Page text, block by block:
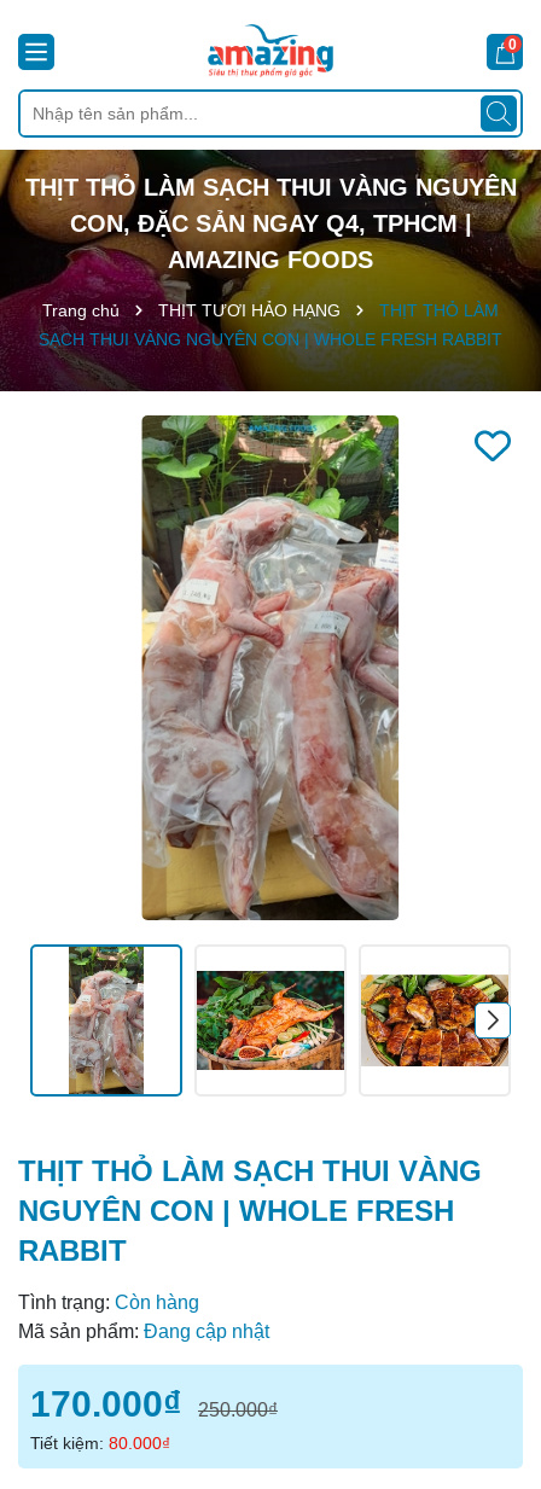
0
THỊT THỎ LÀM SẠCH THUI VÀNG NGUYÊN
CON, ĐẶC SẢN NGAY Q4, TPHCM |
AMAZING FOODS
Trang chủ THỊT TƯƠI HẢO HẠNG
THỊT THỎ LÀM
SẠCH THUI VÀNG NGUYÊN CON | WHOLE FRESH RABBIT
THỊT THỎ LÀM SẠCH THUI VÀNG
NGUYÊN CON | WHOLE FRESH
RABBIT
Tình trạng: Còn hàng
Mã sản phẩm: Đang cập nhật
170.000₫ 250.000₫
Tiết kiệm: 80.000₫